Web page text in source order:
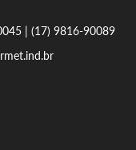
| (17) 9816-90089